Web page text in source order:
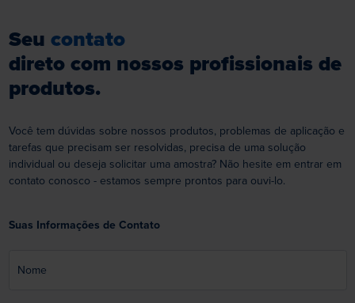
velocidades mais baixas e ainda
assim proporcionar ações de corte
e coloração nas superfícies das
peças, esse polidor proporcionará
um resultado limpo.
Seu contato
direto com nossos profissionais de
produtos.
Você tem dúvidas sobre nossos produtos, problemas de aplicação e
tarefas que precisam ser resolvidas, precisa de uma solução
individual ou deseja solicitar uma amostra? Não hesite em entrar em
contato conosco - estamos sempre prontos para ouvi-lo.
Suas Informações de Contato
Nome